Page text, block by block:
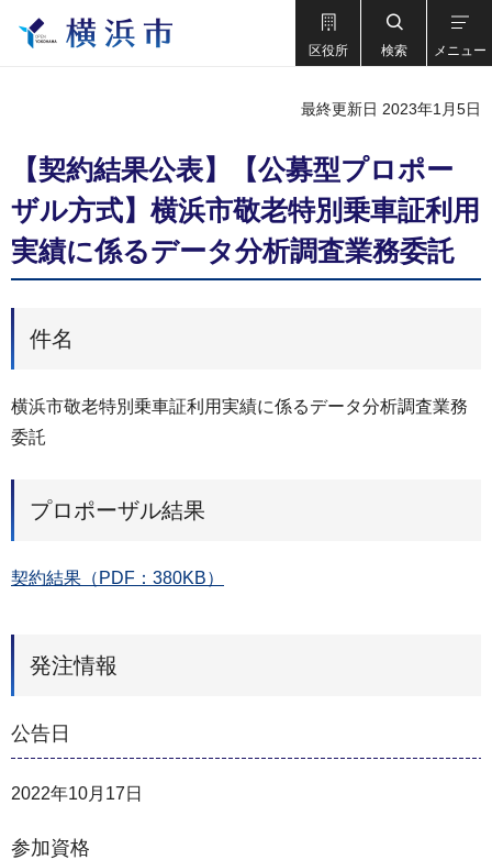
区役所 検索 メニュー
最終更新日 2023年1月5日
【契約結果公表】【公募型プロポー
ザル方式】横浜市敬老特別乗車証利用
実績に係るデータ分析調査業務委託
件名
横浜市敬老特別乗車証利用実績に係るデータ分析調査業務
委託
プロポーザル結果
契約結果（PDF：380KB）
発注情報
公告日
2022年10月17日
参加資格